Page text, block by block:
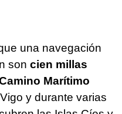
una navegación
son cien millas
Marítimo
y durante varias